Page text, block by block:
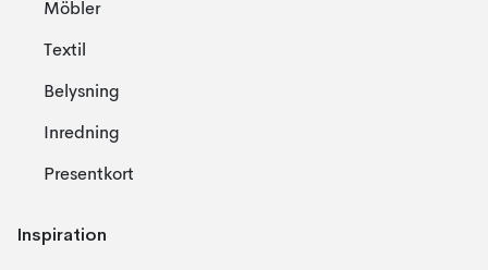
Möbler
Textil
Belysning
Inredning
Presentkort
Inspiration